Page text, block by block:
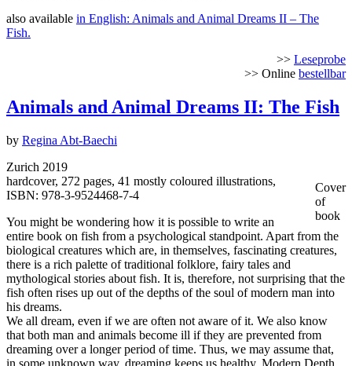
also available in English: Animals and Animal Dreams II – The
Fish.
>> Leseprobe
>> Online bestellbar
Animals and Animal Dreams II: The Fish
by Regina Abt-Baechi
Cover
of
book
Zurich 2019
hardcover, 272 pages, 41 mostly coloured illustrations,
ISBN: 978-3-9524468-7-4
You might be wondering how it is possible to write an
entire book on fish from a psychological standpoint. Apart from the
biological creatures which are, in themselves, fascinating creatures,
there is a rich palette of traditional folklore, fairy tales and
mythological stories about fish. It is, therefore, not surprising that the
fish often rises up out of the depths of the soul of modern man into
his dreams.
We all dream, even if we are often not aware of it. We also know
that both man and animals become ill if they are prevented from
dreaming over a longer period of time. Thus, we may assume that,